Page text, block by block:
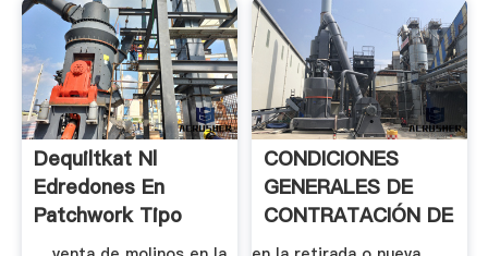
Dequiltkat Nl
Edredones En
Patchwork Tipo
Molinos
CONDICIONES
GENERALES DE
CONTRATACIÓN DE
.